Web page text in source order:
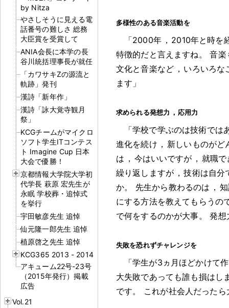
by Nitza
やさしそうに見える電
話番号の難しさ 総務
大臣賞を受賞して
ANIA会長に本学の長
谷川統括理事長が就任
「カワサキZの源流と
軌跡」発刊
漢詩「新年作」
漢詩「詠大覚寺観月
祭」
KCGチームがマイクロ
ソフト学生ITコンテス
ト Imagine Cup 日本
大会で優勝！
京都情報大学院大学初
代学長 萩原 宏先生が
永眠 学校葬・追悼式
を挙行
宇田敏彦先生 追悼
仙元隆一郎先生 追悼
植原啓之先生 追悼
KCG365 2013 - 2014
アキューム22号-23号
（2015年発行）掲載
広告
Vol.21
多様性のある音楽活動を
「2000年 ， 2010年と時を
特徴的だと言えますね 。
音楽
文化と音楽など ， いろいろな
ます」
求められる発想力 ， 応用力
「学校で学ぶのは技術では
進化を続け ， 新しいものがど
は ， 今はいいですが ， 就職
繰り返しますが ， 技術は自分
か。 先生から教わるのは ，
にする方法を教えてもらうの
で何をするのかが大事。 発想
失敗を恐れずチャレンジを
「学生が3ヵ月ほどかけて
大失敗であっても誰も損はし
です。 これが社会人だったら